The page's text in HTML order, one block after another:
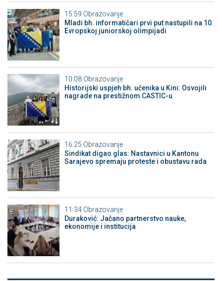
15:59 Obrazovanje
Mladi bh. informatičari prvi put nastupili na 10.
Evropskoj juniorskoj olimpijadi
10:08 Obrazovanje
Historijski uspjeh bh. učenika u Kini: Osvojili
nagrade na prestižnom CASTIC-u
16:25 Obrazovanje
Sindikat digao glas: Nastavnici u Kantonu
Sarajevo spremaju proteste i obustavu rada
11:34 Obrazovanje
Duraković: Jačano partnerstvo nauke,
ekonomije i institucija